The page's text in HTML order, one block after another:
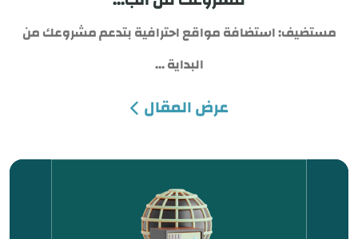
مستضيف: استضافة مواقع احترافية بتدعم مشروعك من
البداية ...
عرض المقال